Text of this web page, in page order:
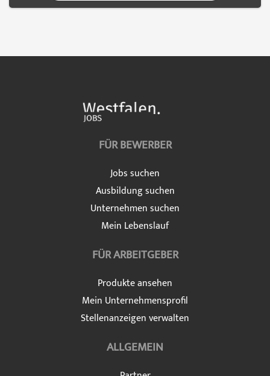
FÜR BEWERBER
Jobs suchen
Ausbildung suchen
Unternehmen suchen
Mein Lebenslauf
FÜR ARBEITGEBER
Produkte ansehen
Mein Unternehmensprofil
Stellenanzeigen verwalten
ALLGEMEIN